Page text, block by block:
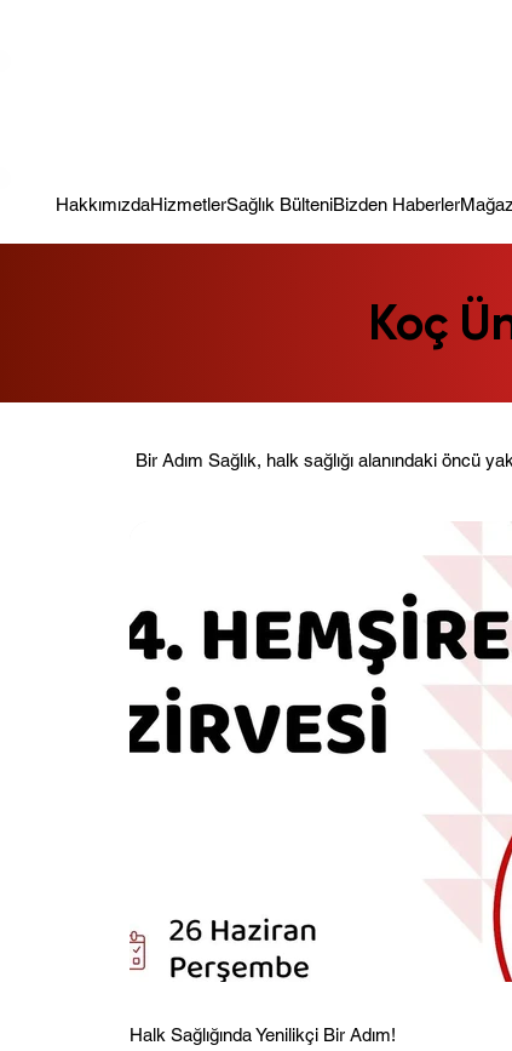
HakkımızdaHizmetlerSağlık BülteniBizden Haberler
Koç
Bir Adım Sağlık, halk sağlığı alanındaki öncü
Halk Sağlığında Yenilikçi Bir Adım!